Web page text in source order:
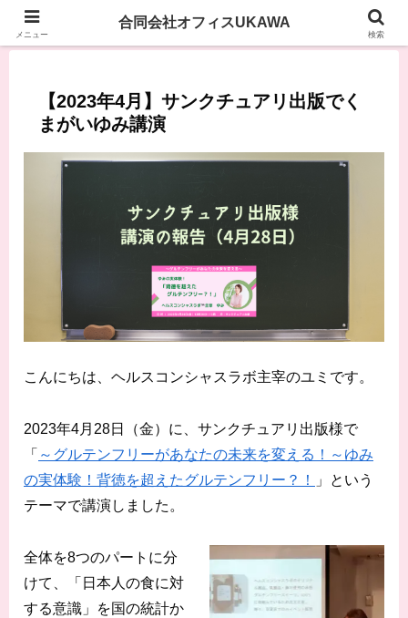
【2023年4月】サンクチュアリ出版でく
まがいゆみ講演
こんにちは、ヘルスコンシャスラボ主宰のユミです。
2023年4月28日（金）に、サンクチュアリ出版様で
「 ～グルテンフリーがあなたの未来を変える！～ゆみ
の実体験！背徳を超えたグルテンフリー？！
」という
テーマで講演しました。
全体を8つのパートに分
けて、「日本人の食に対
する意識」を国の統計か
メニュー
合同会社オフィスUKAWA
検索